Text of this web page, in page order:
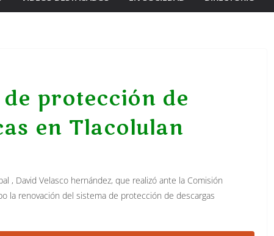
protección de
en Tlacolulan
, David Velasco hernández, que realizó ante la Comisión
la renovación del sistema de protección de descargas